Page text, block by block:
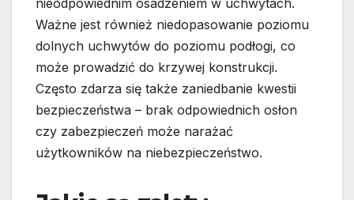
nieodpowiednim osadzeniem w uchwytach.
Ważne jest również niedopasowanie poziomu
dolnych uchwytów do poziomu podłogi, co
może prowadzić do krzywej konstrukcji.
Często zdarza się także zaniedbanie kwestii
bezpieczeństwa – brak odpowiednich osłon
czy zabezpieczeń może narażać
użytkowników na niebezpieczeństwo.